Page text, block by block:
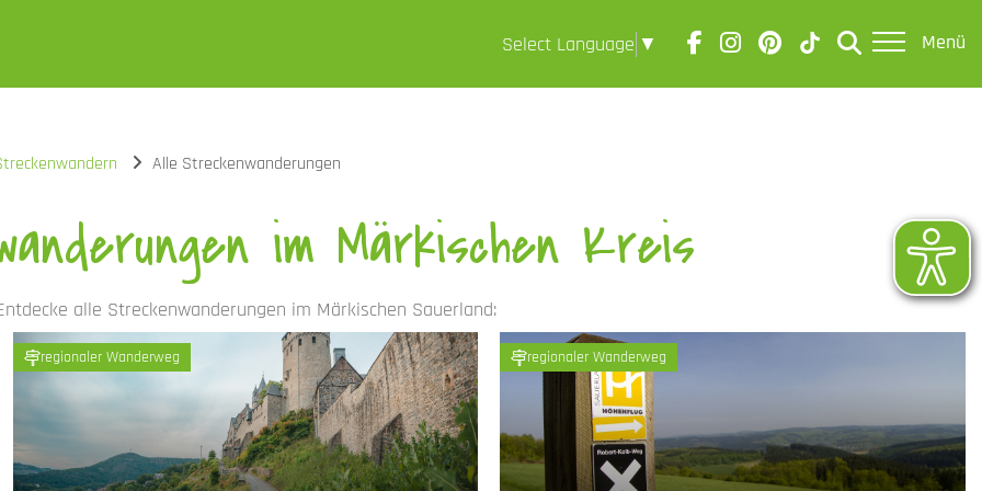
Select Language ▼ Menü
Alle Streckenwanderungen
im Märkischen Kreis
alle Streckenwanderungen im Märkischen Sauerland:
regionaler Wanderweg regionaler Wanderweg